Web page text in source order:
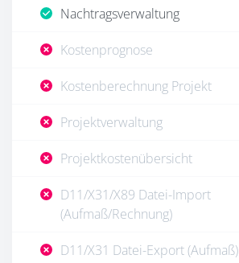
Nachtragsverwaltung
Kostenprognose
Kostenberechnung Projekt
Projektverwaltung
Projektkostenübersicht
D11/X31/X89 Datei-Import
(Aufmaß/Rechnung)
D11/X31 Datei-Export (Aufmaß)